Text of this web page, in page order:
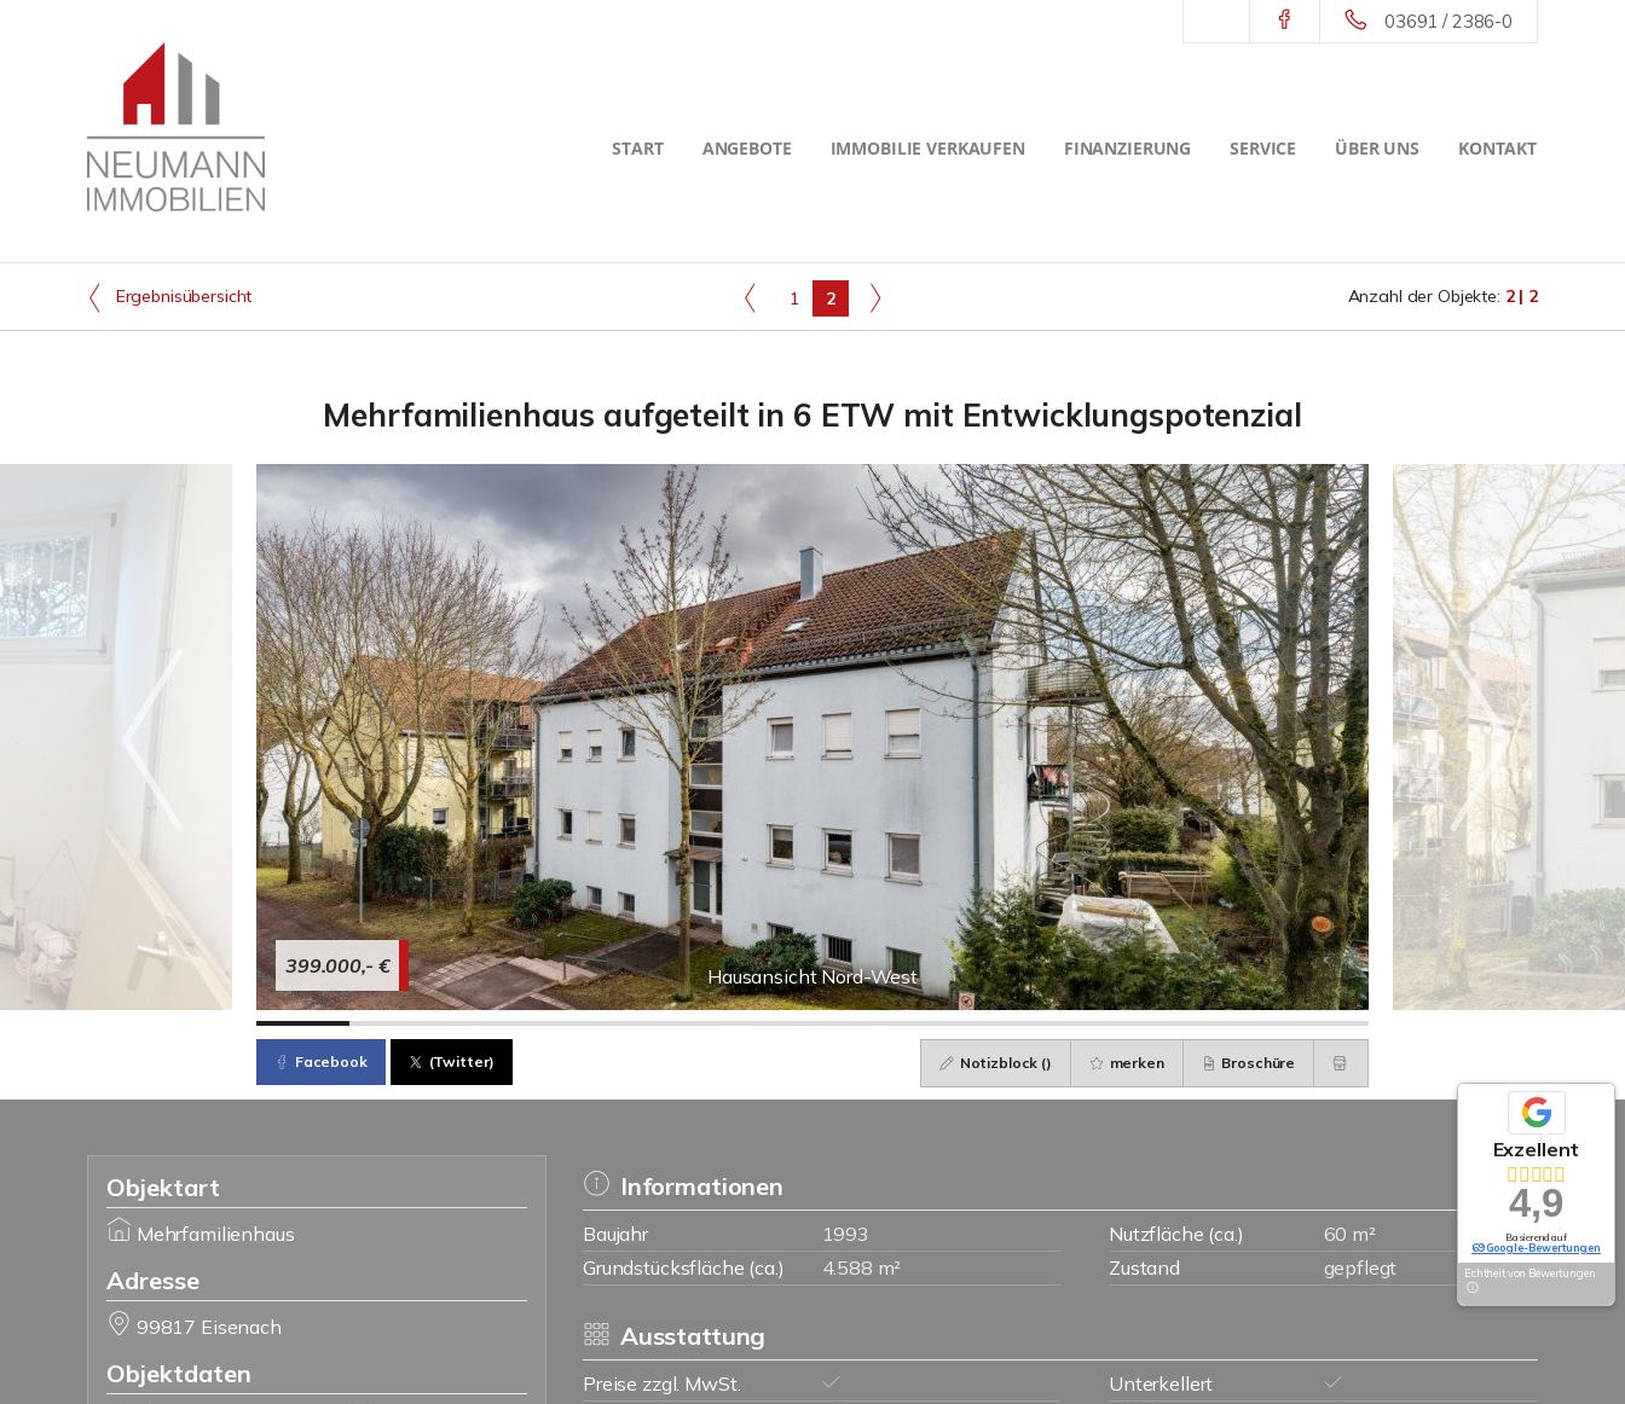
03691 / 2386-0
START ANGEBOTE IMMOBILIE VERKAUFEN FINANZIERUNG SERVICE ÜBER UNS KONTAKT
Ergebnisübersicht 1 2 Anzahl der Objekte: 2 | 2
Mehrfamilienhaus aufgeteilt in 6 ETW mit Entwicklungspotenzial
Hausansicht Nord-West
399.000,- €
Facebook (Twitter) Notizblock () merken Broschüre
Objektart
Mehrfamilienhaus
Adresse
99817 Eisenach
Objektdaten
Informationen
Baujahr 1993 Nutzfläche (ca.)
60 m²
Grundstücksfläche (ca.)
4.588 m² Zustand gepflegt
Ausstattung
Preise zzgl. MwSt.
Unterkellert
Exzellent
4,9
Basierend auf
69 Google-Bewertungen
Echtheit von Bewertungen